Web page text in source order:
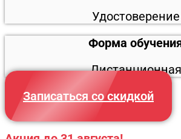
Удостоверение
Форма
Дистанционная
Записаться со скидкой